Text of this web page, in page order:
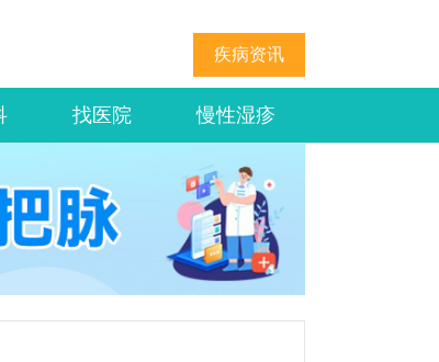
疾病资讯
找医院 慢性湿疹